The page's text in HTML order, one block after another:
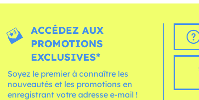
ACCÉDEZ AUX
PROMOTIONS
EXCLUSIVES*
Soyez le premier à connaître les
nouveautés et les promotions en
enregistrant votre adresse e-mail !